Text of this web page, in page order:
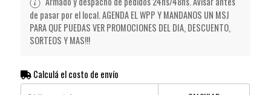
de pasar por el local. AGENDA EL WPP Y MANDANOS UN MSJ
PARA QUE PUEDAS VER PROMOCIONES DEL DIA, DESCUENTO,
SORTEOS Y MAS!!!
Calculá el costo de envío